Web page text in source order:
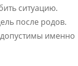
ситуацию.
после родов.
допустимы именно